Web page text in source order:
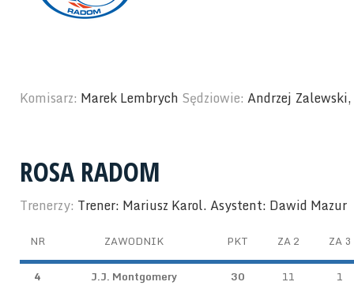
Komisarz: Marek Lembrych Sędziowie: Andrzej
ROSA RADOM
Trenerzy: Trener: Mariusz Karol. Asystent: Dawid Mazur
NR ZAWODNIK PKT ZA 2 ZA 3
4 J.J. Montgomery 30 11
1